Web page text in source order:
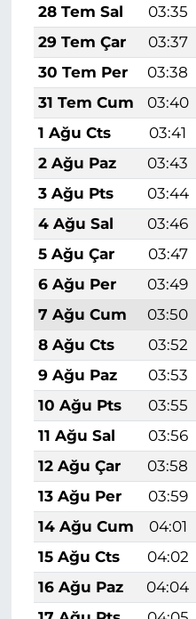
28 Tem Sal
03:35
29 Tem Çar
03:37
30 Tem Per
03:38
31 Tem Cum
03:40
1 Ağu Cts
03:41
2 Ağu Paz
03:43
3 Ağu Pts
03:44
4 Ağu Sal
03:46
5 Ağu Çar
03:47
6 Ağu Per
03:49
7 Ağu Cum
03:50
8 Ağu Cts
03:52
9 Ağu Paz
03:53
10 Ağu Pts
03:55
11 Ağu Sal
03:56
12 Ağu Çar
03:58
13 Ağu Per
03:59
14 Ağu Cum
04:01
15 Ağu Cts
04:02
16 Ağu Paz
04:04